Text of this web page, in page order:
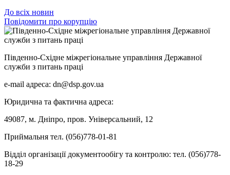
До всіх новин
Повідомити про корупцію
Південно-Східне міжрегіональне управління Державної
служби з питань праці
e-mail адреса: dn@dsp.gov.ua
Юридична та фактична адреса:
49087, м. Дніпро, пров. Універсальний, 12
Приймальня тел. (056)778-01-81
Відділ організації документообігу та контролю: тел. (056)778-
18-29